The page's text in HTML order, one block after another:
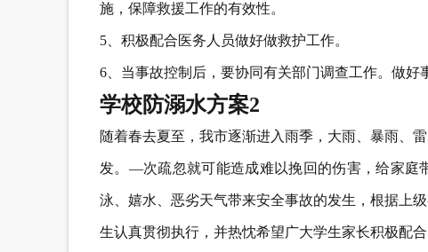
施，保障救援工作的有效性。
5、积极配合医务人员做好做救护工作。
6、当事故控制后，要协同有关部门调查工作。做好
学校防溺水方案2
随着春去夏至，我市逐渐进入雨季，大雨、暴雨、
发。—次疏忽就可能造成难以挽回的伤害，给家庭
泳、嬉水、恶劣天气带来安全事故的发生，根据上
生认真贯彻执行，并热忱希望广大学生家长积极配合